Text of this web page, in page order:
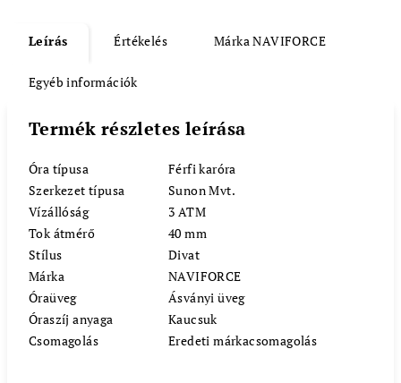
Leírás Értékelés MárkaNAVIFORCE
Egyéb információk
Termék részletes leírása
Óra típusa
Férfi karóra
Szerkezet típusa
Sunon Mvt.
Vízállóság
3 ATM
Tok átmérő
40 mm
Stílus
Divat
Márka
NAVIFORCE
Óraüveg
Ásványi üveg
Óraszíj anyaga
Kaucsuk
Csomagolás
Eredeti márkacsomagolás